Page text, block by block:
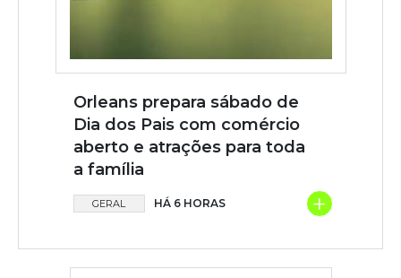
Orleans prepara sábado de
Dia dos Pais com comércio
aberto e atrações para toda
a família
GERAL HÁ 6 HORAS +